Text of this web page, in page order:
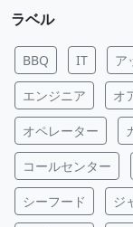
ラベル
BBQ IT ア
エンジニア オ
オペレーター
コールセンター
シーフード ジ